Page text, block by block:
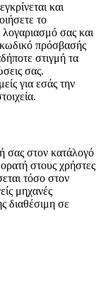
και
το
σας και
κωδικό πρόσβασής
στιγμή τα
σας.
για εσάς την
σας στον κατάλογό
στους χρήστες
τόσο στον
μηχανές
διαθέσιμη σε